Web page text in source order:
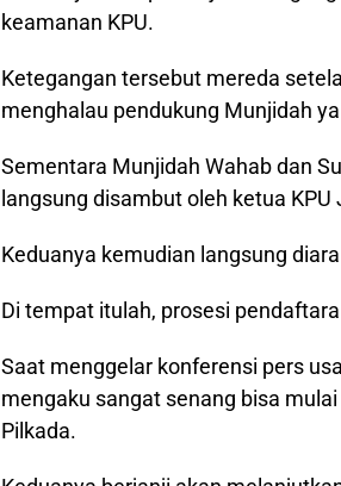
keamanan KPU.
Ketegangan tersebut mereda
menghalau pendukung Munjidah
Sementara Munjidah Wahab dan
langsung disambut oleh ketua
Keduanya kemudian langsung
Di tempat itulah, prosesi
Saat menggelar konferensi pers
mengaku sangat senang bisa
Pilkada.